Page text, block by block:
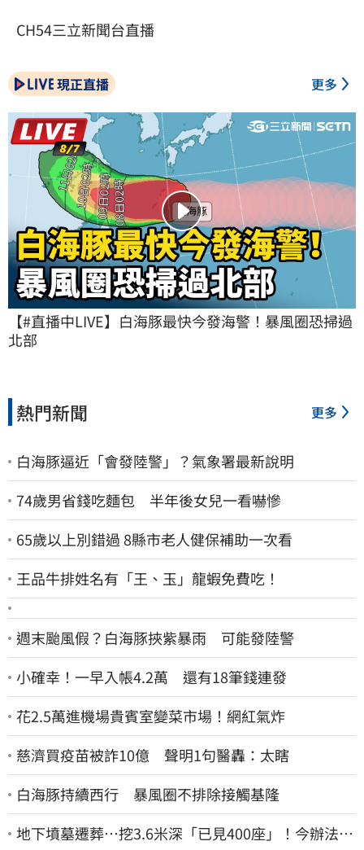
CH54三立新聞台直播
現正直播 更多
【#直播中LIVE】白海豚最快今發海警！暴風圈恐掃過
北部
熱門新聞 更多
白海豚逼近「會發陸警」？氣象署最新說明
74歲男省錢吃麵包 半年後女兒一看嚇慘
65歲以上別錯過 8縣市老人健保補助一次看
王品牛排姓名有「王、玉」龍蝦免費吃！
週末颱風假？白海豚挾紫暴雨 可能發陸警
小確幸！一早入帳4.2萬 還有18筆錢連發
花2.5萬進機場貴賓室變菜市場！網紅氣炸
慈濟買疫苗被詐10億 聲明1句醫轟：太瞎
白海豚持續西行 暴風圈不排除接觸基隆
地下墳墓遷葬…挖3.6米深「已見400座」！今辦法會